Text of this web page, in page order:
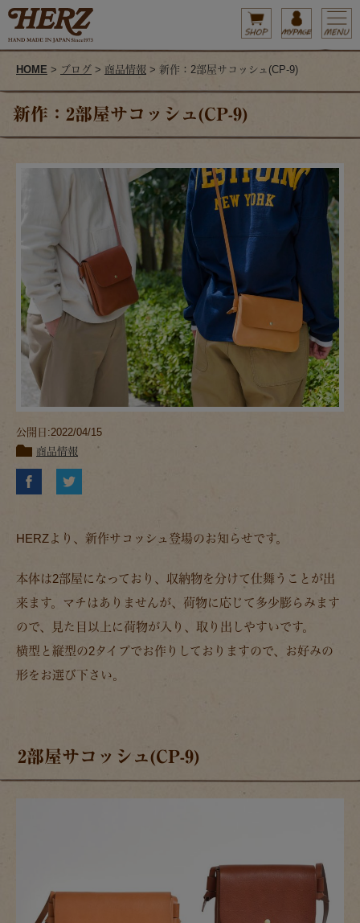
HOME > ブログ > 商品情報 > 新作：2部屋サコッシュ(CP-9)
新作：2部屋サコッシュ(CP-9)
公開日:2022/04/15
商品情報
HERZより、新作サコッシュ登場のお知らせです。
本体は2部屋になっており、収納物を分けて仕舞うことが出
来ます。マチはありませんが、荷物に応じて多少膨らみます
ので、見た目以上に荷物が入り、取り出しやすいです。
横型と縦型の2タイプでお作りしておりますので、お好みの
形をお選び下さい。
2部屋サコッシュ(CP-9)